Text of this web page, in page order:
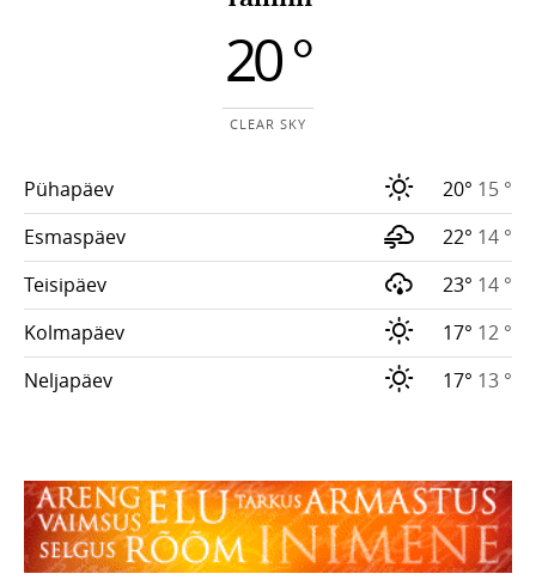
20 °
CLEAR SKY
Pühapäev 20° 15 °
Esmaspäev
22° 14 °
Teisipäev
23° 14 °
Kolmapäev
17° 12 °
Neljapäev
17° 13 °